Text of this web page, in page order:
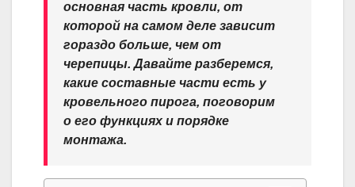
основная часть кровли, от
которой на самом деле зависит
гораздо больше, чем от
черепицы. Давайте разберемся,
какие составные части есть у
кровельного пирога, поговорим
о его функциях и порядке
монтажа.